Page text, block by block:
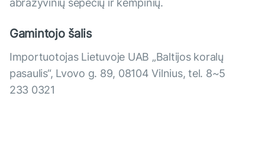
abrazyvinių šepečių ir kempinių.
Gamintojo šalis
Importuotojas Lietuvoje UAB „Baltijos koralų
pasaulis“, Lvovo g. 89, 08104 Vilnius, tel. 8~5
233 0321